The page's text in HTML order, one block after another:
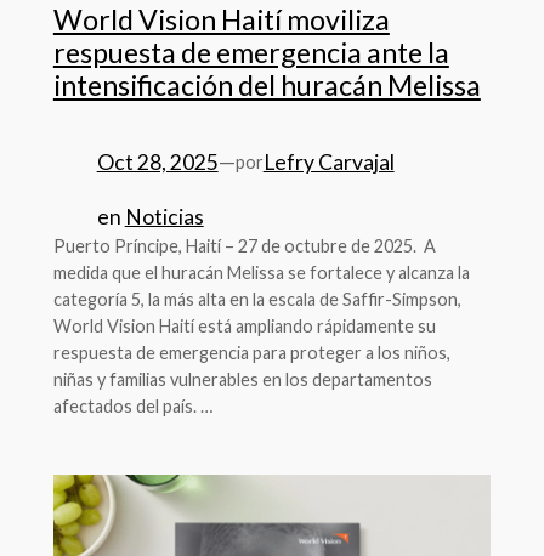
World Vision Haití moviliza
respuesta de emergencia ante la
intensificación del huracán Melissa
Oct 28, 2025—porLefry Carvajal
en Noticias
Puerto Príncipe, Haití – 27 de octubre de 2025. A
medida que el huracán Melissa se fortalece y alcanza la
categoría 5, la más alta en la escala de Saffir-Simpson,
World Vision Haití está ampliando rápidamente su
respuesta de emergencia para proteger a los niños,
niñas y familias vulnerables en los departamentos
afectados del país. …